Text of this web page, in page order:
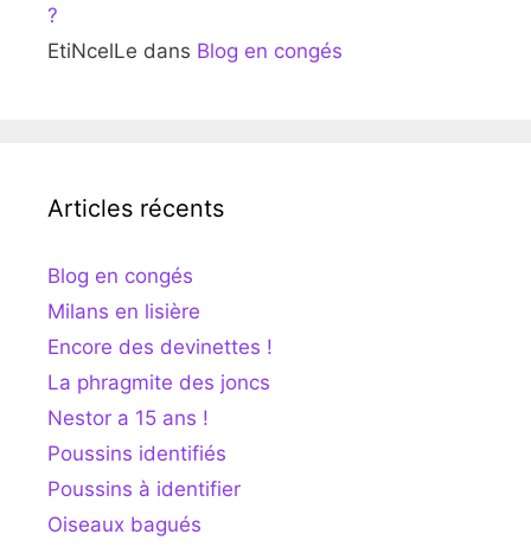
?
EtiNcelLe dans Blog en congés
Articles récents
Blog en congés
Milans en lisière
Encore des devinettes !
La phragmite des joncs
Nestor a 15 ans !
Poussins identifiés
Poussins à identifier
Oiseaux bagués